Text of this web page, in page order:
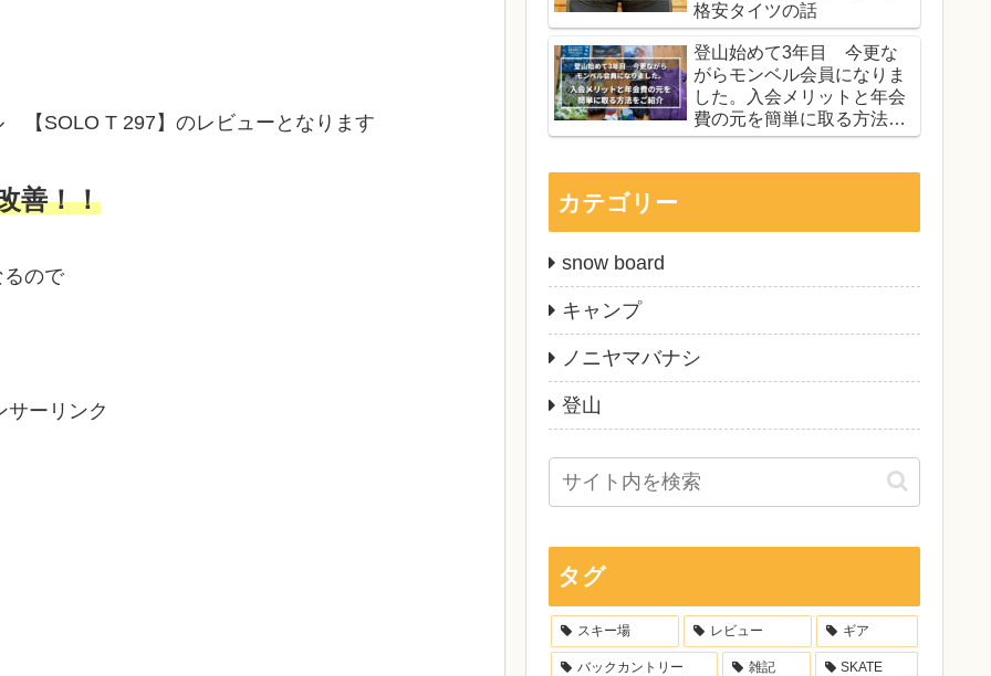
【SOLO T 297】のレビューとなります
善！！
ので
サーリンク
格安タイツの話
登山始めて3年目 今更な
がらモンベル会員になりま
した。入会メリットと年会
費の元を簡単に取る方法を
ご紹介
カテゴリー
snow board
キャンプ
ノニヤマバナシ
登山
タグ
スキー場 レビュー ギア
バックカントリー 雑記 SKATE